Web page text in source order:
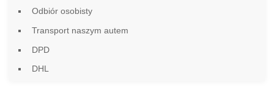
Odbiór osobisty
Transport naszym autem
DPD
DHL